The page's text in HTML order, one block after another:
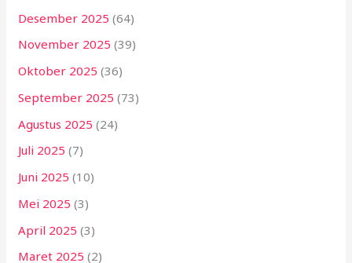
Desember 2025 (64)
November 2025 (39)
Oktober 2025 (36)
September 2025 (73)
Agustus 2025 (24)
Juli 2025 (7)
Juni 2025 (10)
Mei 2025 (3)
April 2025 (3)
Maret 2025 (2)